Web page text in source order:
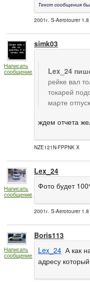
Текст сообщения
2001г. S-Aerotourer 1.8
Написать
сообщение
simk03
Lex_24
рейке вал
токарей
марте
ждем отчета
NZE121N-FPPNK X
Написать
сообщение
Lex_24
Фото будет
2001г. S-Aerotourer 1.8
Написать
сообщение
Boris113
Lex_24 А как
адресу